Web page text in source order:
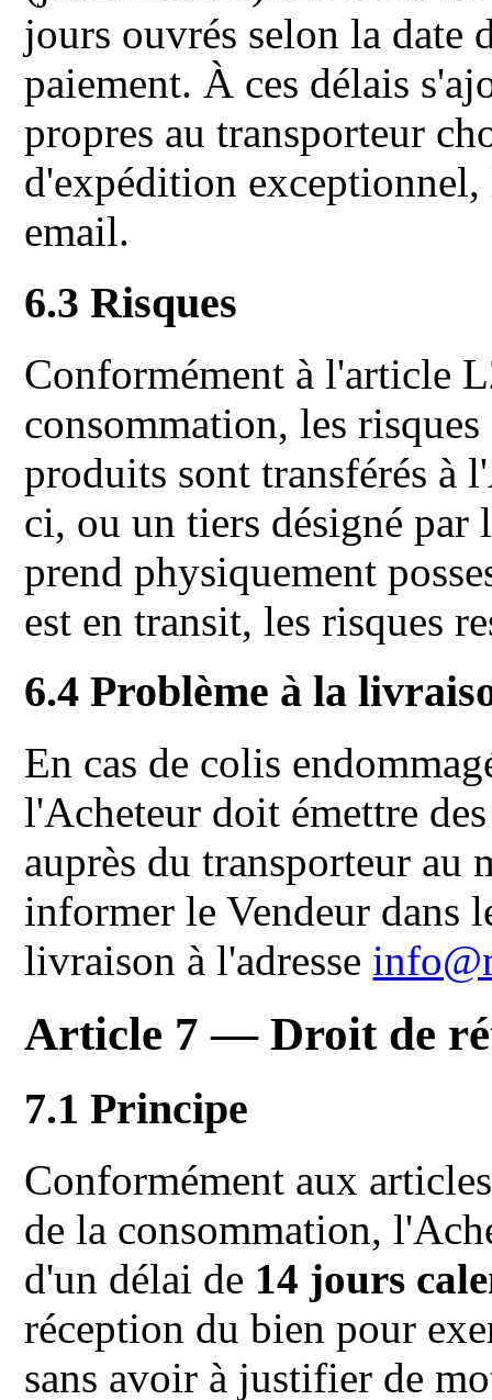
jours ouvrés selon la date
paiement. À ces délais
propres au transporteur
d'expédition
email.
6.3 Risques
Conformément à l'article
consommation, les
produits sont transférés à
ci, ou un tiers désigné par
prend physiquement
est en transit, les risques
6.4 Problème à la
En cas de colis
l'Acheteur doit émettre
auprès du transporteur au
informer le Vendeur dans
livraison à l'adresse
Article 7 — Droit de
7.1 Principe
Conformément aux
de la consommation,
d'un délai de 14 jours
réception du bien pour
sans avoir à justifier de